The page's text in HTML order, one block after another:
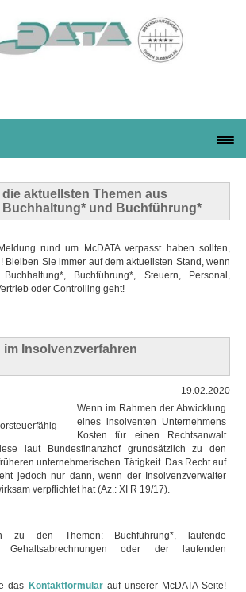
die aktuellsten Themen aus
Buchhaltung* und Buchführung*
rund um McDATA verpasst haben sollten,
Bleiben Sie immer auf dem aktuellsten Stand, wenn
Buchführung*, Steuern, Personal,
oder Controlling geht!
Insolvenzverfahren
19.02.2020
Wenn im Rahmen der Abwicklung
eines insolventen Unternehmens
Kosten für einen Rechtsanwalt
laut Bundesfinanzhof grundsätzlich zu den
unternehmerischen Tätigkeit. Das Recht auf
jedoch nur dann, wenn der Insolvenzverwalter
verpflichtet hat (Az.: XI R 19/17).
zu den Themen: Buchführung*, laufende
Gehaltsabrechnungen oder der laufenden
das Kontaktformularauf unserer McDATA Seite!